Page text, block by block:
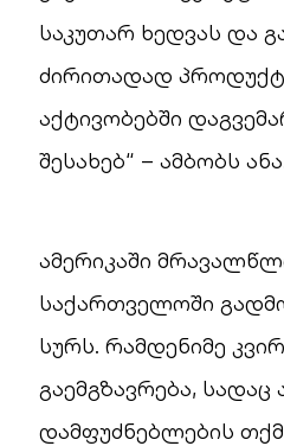
საკუთარ ხედვას და
ძირითადად
აქტივობებში
შესახებ“ – ამბობს
ამერიკაში
საქართველოში
სურს. რამდენიმე
გაემგზავრება, სადაც
დამფუძნებლების